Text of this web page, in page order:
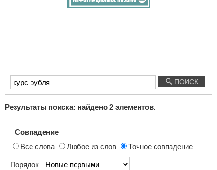
Введите
текст
поиска...
ПОИСК
Результаты поиска: найдено 2 элементов.
Совпадение
Все слова
Любое из слов Точное совпадение
Порядок